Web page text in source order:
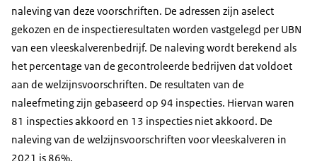
naleving van deze voorschriften. De adressen zijn aselect
gekozen en de inspectieresultaten worden vastgelegd per UBN
van een vleeskalverenbedrijf. De naleving wordt berekend als
het percentage van de gecontroleerde bedrijven dat voldoet
aan de welzijnsvoorschriften. De resultaten van de
naleefmeting zijn gebaseerd op 94 inspecties. Hiervan waren
81 inspecties akkoord en 13 inspecties niet akkoord. De
naleving van de welzijnsvoorschriften voor vleeskalveren in
2021 is 86%.